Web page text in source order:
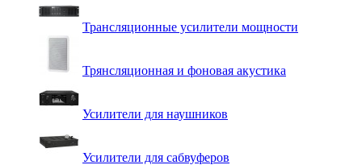
Трансляционные усилители мощности
Трянсляционная и фоновая акустика
Усилители для наушников
Усилители для сабвуферов